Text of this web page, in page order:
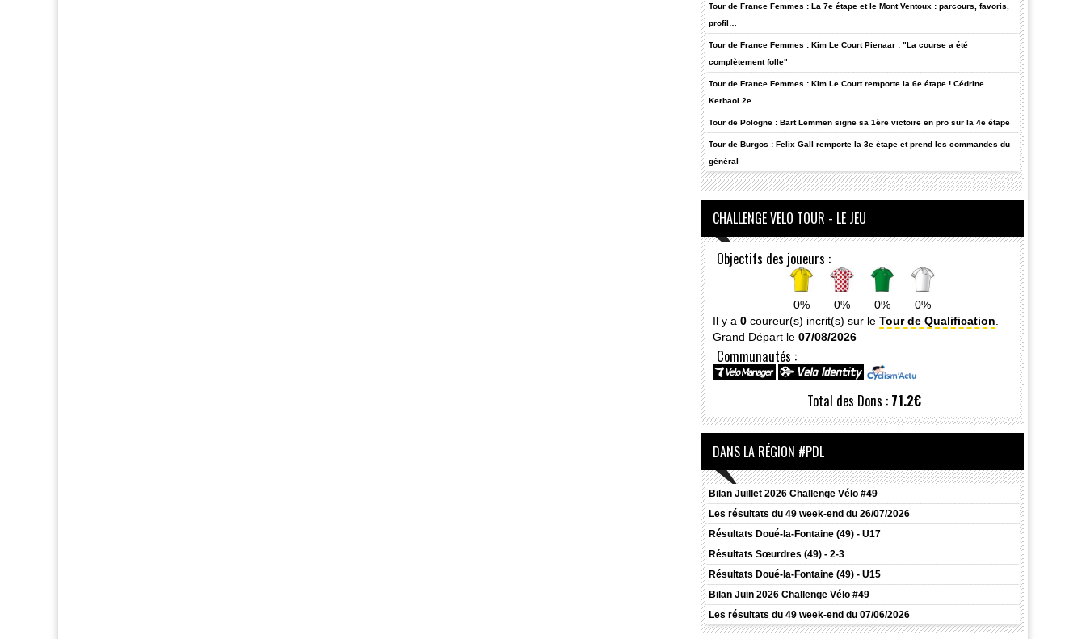
Tour de France Femmes : La 7e étape et le Mont Ventoux : parcours, favoris,
profil…
Tour de France Femmes : Kim Le Court Pienaar : "La course a été
complètement folle"
Tour de France Femmes : Kim Le Court remporte la 6e étape ! Cédrine
Kerbaol 2e
Tour de Pologne : Bart Lemmen signe sa 1ère victoire en pro sur la 4e étape
Tour de Burgos : Felix Gall remporte la 3e étape et prend les commandes du
général
CHALLENGE VELO TOUR - LE JEU
Objectifs des joueurs :
0% 0% 0%
0%
Il y a 0 coureur(s) incrit(s) sur le Tour de Qualification.
Grand Départ le 07/08/2026
Communautés :
Total des Dons : 71.2€
DANS LA RÉGION #PDL
Bilan Juillet 2026 Challenge Vélo #49
Les résultats du 49 week-end du 26/07/2026
Résultats Doué-la-Fontaine (49) - U17
Résultats Sœurdres (49) - 2-3
Résultats Doué-la-Fontaine (49) - U15
Bilan Juin 2026 Challenge Vélo #49
Les résultats du 49 week-end du 07/06/2026